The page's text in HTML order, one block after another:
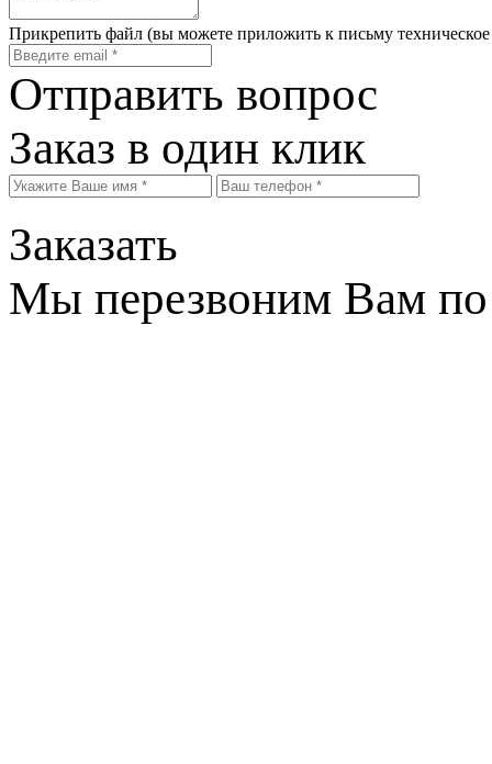
Прикрепить файл (вы можете приложить к письму
Отправить вопрос
Заказ в один клик
Заказать
Мы перезвоним Вам по